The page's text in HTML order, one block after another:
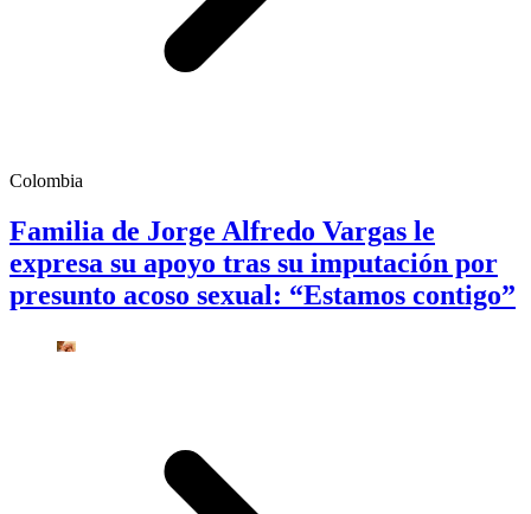
Colombia
Familia de Jorge Alfredo Vargas le
expresa su apoyo tras su imputación por
presunto acoso sexual: “Estamos contigo”